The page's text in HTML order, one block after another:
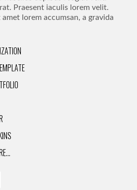
Praesent iaculis lorem velit.
lorem accumsan, a gravida